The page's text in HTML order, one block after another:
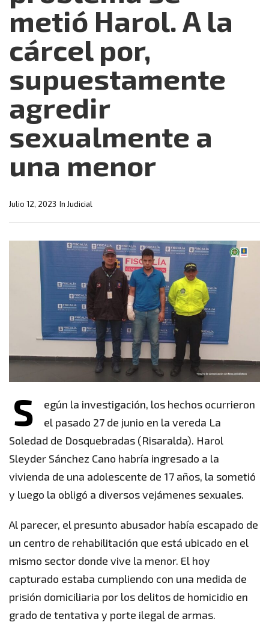
metió Harol. A la
cárcel por,
supuestamente
agredir
sexualmente a
una menor
In Judicial
Julio 12, 2023
S
egún la investigación, los hechos ocurrieron
el pasado 27 de junio en la vereda La
Soledad de Dosquebradas (Risaralda). Harol
Sleyder Sánchez Cano habría ingresado a la
vivienda de una adolescente de 17 años, la sometió
y luego la obligó a diversos vejámenes sexuales.
Al parecer, el presunto abusador había escapado de
un centro de rehabilitación que está ubicado en el
mismo sector donde vive la menor. El hoy
capturado estaba cumpliendo con una medida de
prisión domiciliaria por los delitos de homicidio en
grado de tentativa y porte ilegal de armas.